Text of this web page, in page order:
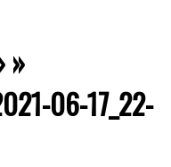
»
06-17_22-